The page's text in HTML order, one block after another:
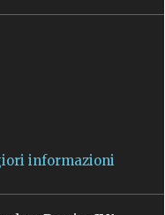
informazioni